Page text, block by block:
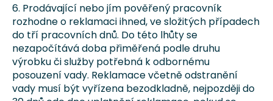
6. Prodávající nebo jím pověřený pracovník
rozhodne o reklamaci ihned, ve složitých případech
do tří pracovních dnů. Do této lhůty se
nezapočítává doba přiměřená podle druhu
výrobku či služby potřebná k odbornému
posouzení vady. Reklamace včetně odstranění
vady musí být vyřízena bezodkladně, nejpozději do